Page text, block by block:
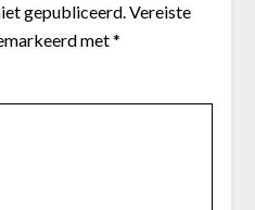
gepubliceerd.Vereiste
met*